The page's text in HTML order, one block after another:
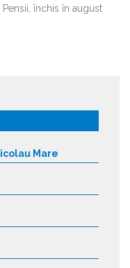
închis în august
Mare